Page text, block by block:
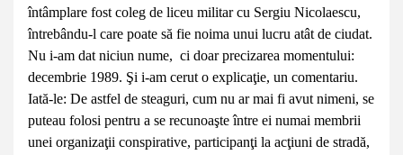
întâmplare fost coleg de liceu militar cu Sergiu Nicolaescu,
întrebându-l care poate să fie noima unui lucru atât de ciudat.
Nu i-am dat niciun nume, ci doar precizarea momentului:
decembrie 1989. Şi i-am cerut o explicaţie, un comentariu.
Iată-le: De astfel de steaguri, cum nu ar mai fi avut nimeni, se
puteau folosi pentru a se recunoaşte între ei numai membrii
unei organizaţii conspirative, participanţi la acţiuni de stradă,